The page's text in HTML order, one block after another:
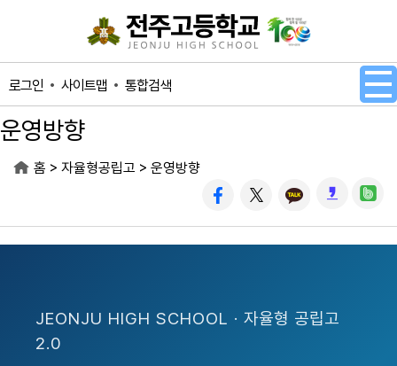
로그인 사이트맵 통합검색
운영방향
홈 > 자율형공립고 > 운영방향
JEONJU HIGH SCHOOL · 자율형 공립고
2.0